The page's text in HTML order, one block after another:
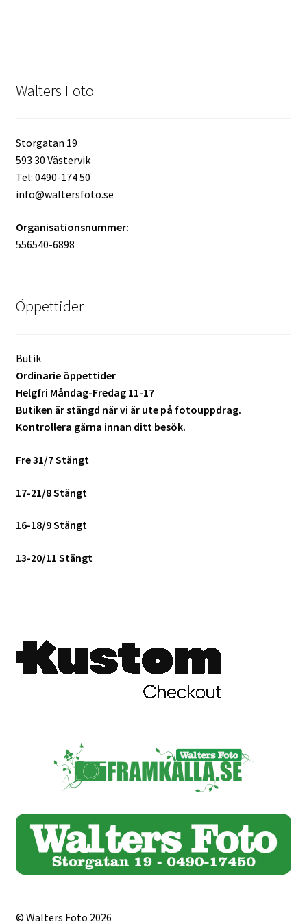
Film & Engångskameror
Rengöring & Vård
Fyndhörnan
Luppar & Förstoringsglas
Studio & Ljuskontroll
Skanner
Övrigt
Bildtjänster
Canvasbilder
Tackkort
Fototryck
framkalla.se
Walters Foto
Storgatan 19
593 30 Västervik
Tel: 0490-174 50
info@waltersfoto.se
Organisationsnummer:
556540-6898
Öppettider
Butik
Ordinarie öppettider
Helgfri Måndag-Fredag 11-17
Butiken är stängd när vi är ute på fotouppdrag.
Kontrollera gärna innan ditt besök.
Fre 31/7 Stängt
17-21/8 Stängt
16-18/9 Stängt
13-20/11 Stängt
© Walters Foto 2026